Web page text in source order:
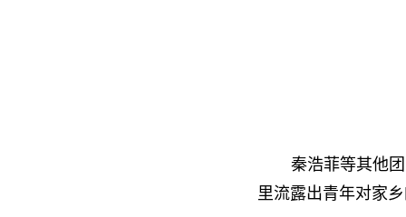
秦浩菲等其他
里流露出青年对家